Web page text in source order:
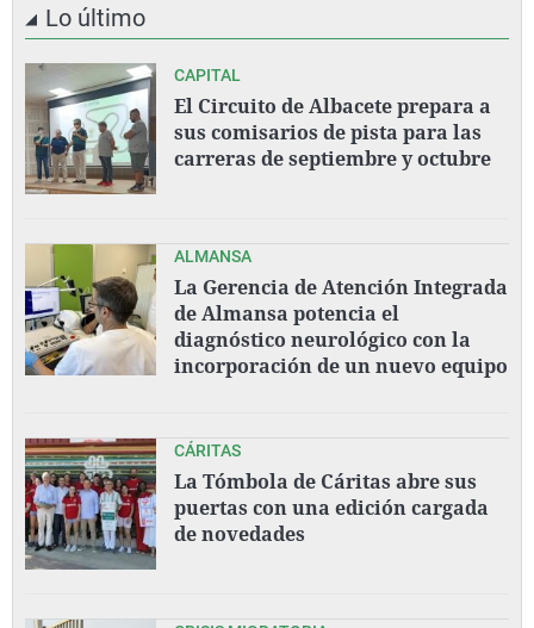
Lo último
CAPITAL
El Circuito de Albacete prepara a
sus comisarios de pista para las
carreras de septiembre y octubre
ALMANSA
La Gerencia de Atención Integrada
de Almansa potencia el
diagnóstico neurológico con la
incorporación de un nuevo equipo
CÁRITAS
La Tómbola de Cáritas abre sus
puertas con una edición cargada
de novedades